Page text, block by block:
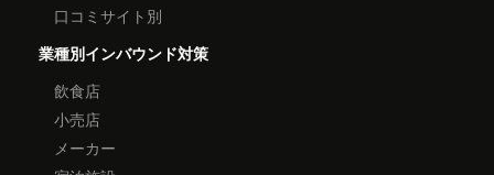
口コミサイト別
業種別インバウンド対策
飲食店
小売店
メーカー